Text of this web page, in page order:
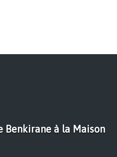
Benkirane à la Maison